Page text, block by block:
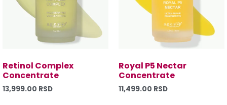
Retinol Complex
Concentrate
13,999.00 RSD
Royal P5 Nectar
Concentrate
11,499.00 RSD